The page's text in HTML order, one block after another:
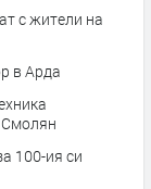
с жители на
в Арда
Смолян
100-ия си